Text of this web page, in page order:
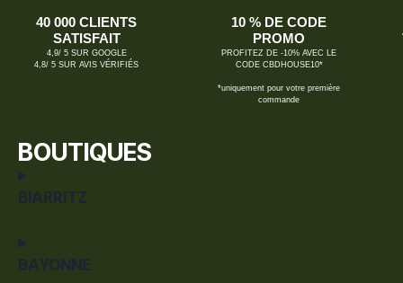
40 000 CLIENTS
SATISFAIT
4,9/ 5 SUR GOOGLE
4,8/ 5 SUR AVIS VÉRIFIÉS
10 % DE CODE
PROMO
PROFITEZ DE -10% AVEC LE
CODE CBDHOUSE10*
*uniquement pour votre première
commande
BOUTIQUES
BIARRITZ
BAYONNE